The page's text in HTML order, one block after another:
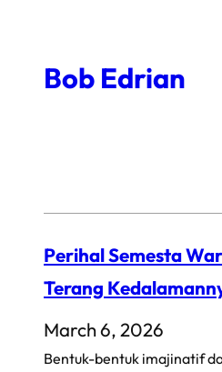
contentBob Edrian
Perihal Semesta
Terang
March 6, 2026
Bentuk-bentuk imajinatif